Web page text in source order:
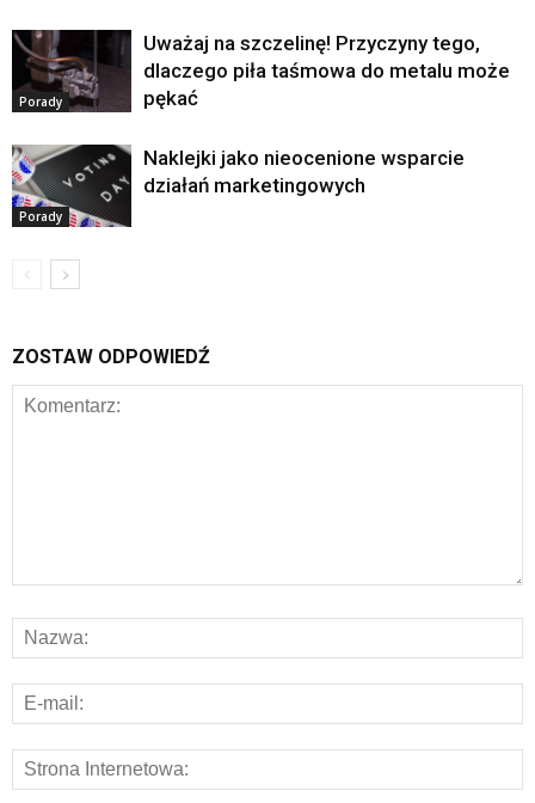
Porady
Uważaj na szczelinę! Przyczyny tego,
dlaczego piła taśmowa do metalu może
pękać
Porady
Naklejki jako nieocenione wsparcie
działań marketingowych
ZOSTAW ODPOWIEDŹ